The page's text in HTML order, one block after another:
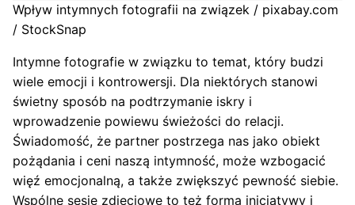
Wpływ intymnych fotografii na związek / pixabay.com
/ StockSnap
Intymne fotografie w związku to temat, który budzi
wiele emocji i kontrowersji. Dla niektórych stanowi
świetny sposób na podtrzymanie iskry i
wprowadzenie powiewu świeżości do relacji.
Świadomość, że partner postrzega nas jako obiekt
pożądania i ceni naszą intymność, może wzbogacić
więź emocjonalną, a także zwiększyć pewność siebie.
Wspólne sesje zdjęciowe to też forma inicjatywy i